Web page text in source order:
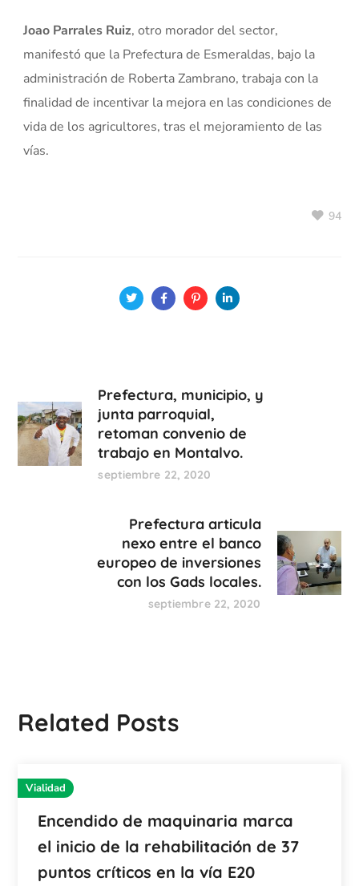
Joao Parrales Ruiz, otro morador del sector,
manifestó que la Prefectura de Esmeraldas, bajo la
administración de Roberta Zambrano, trabaja con la
finalidad de incentivar la mejora en las condiciones de
vida de los agricultores, tras el mejoramiento de las
vías.
94
Prefectura, municipio, y
junta parroquial,
retoman convenio de
trabajo en Montalvo.
septiembre 22, 2020
Prefectura articula
nexo entre el banco
europeo de inversiones
con los Gads locales.
septiembre 22, 2020
Related Posts
Vialidad
Encendido de maquinaria marca
el inicio de la rehabilitación de 37
puntos críticos en la vía E20